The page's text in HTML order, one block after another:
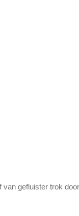
van gefluister trok